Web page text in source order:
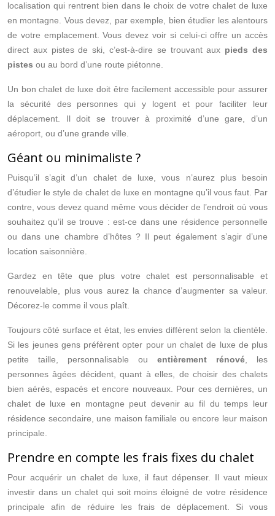
localisation qui rentrent bien dans le choix de votre chalet de luxe
en montagne. Vous devez, par exemple, bien étudier les alentours
de votre emplacement. Vous devez voir si celui-ci offre un accès
direct aux pistes de ski, c’est-à-dire se trouvant aux pieds des
pistes ou au bord d’une route piétonne.
Un bon chalet de luxe doit être facilement accessible pour assurer
la sécurité des personnes qui y logent et pour faciliter leur
déplacement. Il doit se trouver à proximité d’une gare, d’un
aéroport, ou d’une grande ville.
Géant ou minimaliste ?
Puisqu’il s’agit d’un chalet de luxe, vous n’aurez plus besoin
d’étudier le style de chalet de luxe en montagne qu’il vous faut. Par
contre, vous devez quand même vous décider de l’endroit où vous
souhaitez qu’il se trouve : est-ce dans une résidence personnelle
ou dans une chambre d’hôtes ? Il peut également s’agir d’une
location saisonnière.
Gardez en tête que plus votre chalet est personnalisable et
renouvelable, plus vous aurez la chance d’augmenter sa valeur.
Décorez-le comme il vous plaît.
Toujours côté surface et état, les envies diffèrent selon la clientèle.
Si les jeunes gens préfèrent opter pour un chalet de luxe de plus
petite taille, personnalisable ou entièrement rénové , les
personnes âgées décident, quant à elles, de choisir des chalets
bien aérés, espacés et encore nouveaux. Pour ces dernières, un
chalet de luxe en montagne peut devenir au fil du temps leur
résidence secondaire, une maison familiale ou encore leur maison
principale.
Prendre en compte les frais fixes du chalet
Pour acquérir un chalet de luxe, il faut dépenser. Il vaut mieux
investir dans un chalet qui soit moins éloigné de votre résidence
principale afin de réduire les frais de déplacement. Si vous